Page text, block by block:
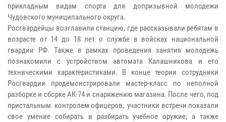
прикладным видам спорта для допризывной молодежи
Чудовского муниципального округа.
Росгвардейцы возглавили станцию, где рассказывали ребятам в
возрасте от 14 до 18 лет о службе в войсках национальной
гвардии РФ. Также в рамках проведения занятия молодежь
познакомили с устройством автомата Калашникова и его
техническими характеристиками. В конце теории сотрудники
Росгвардии продемонстрировали мастер-класс по неполной
разборке и сборке АК-74 и снаряжению магазина. После чего, под
пристальным контролем офицеров, участники встречи показали
свое умение собирать и разбирать учебное оружие, а также